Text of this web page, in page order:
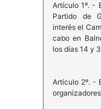
Artículo 1º. -
Partido de
interés el
cabo en
los días 14 y
Artículo 2º. -